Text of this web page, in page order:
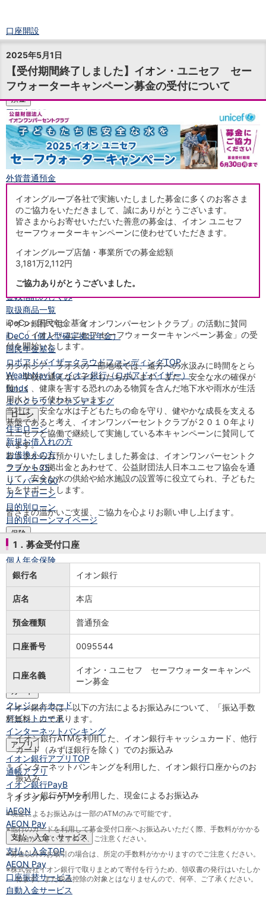
口座開設
ログイン
チャット
メニュー
商品・サービス
預金
円預金TOP
普通預金
定期預金
積立式定期預金
外貨預金TOP
外貨普通預金
外貨普通預金積立
資産運用
投資信託TOP
投信つみたて
NISA
金銭信託
金銭信託のしくみ
取扱商品一覧
iDeCo・国民年金基金
iDeCo（個人型確定拠出年金）
国民年金基金
ロボアドバイザークラウドファンディングTOP
WealthNavi for イオン銀行（ロボアドバイザー）
funds
まいクラウドファンディング
ローン
住宅ローン
新規お借入れの方
お借換えの方
フラット35
リ・バース60
カードローン
目的別ローン
目的別ローンマイページ
保険
保険 TOP
個人年金保険
医療保険
がん保険
就業不能保険
認知症保険
海外旅行保険
スマホ保険
介護保険
カード
クレジットカード
デビットカード
インターネットバンキング
アプリ
イオン銀行アプリTOP
通帳アプリ
イオン銀行PayB
イオングループアプリ
iAEON
AEON Pay
支払・入金・サービス
支払・入金TOP
AEON Pay
口座振替サービス
自動入金サービス
2025年5月1日
【受付期間終了しました】イオン・ユニセフ セー
フウォーターキャンペーン募金の受付について
イオングループ各社で実施いたしました募金に多くのお客さま
のご協力をいただきまして、誠にありがとうございます。
皆さまからお寄せいただいた善意の募金は、イオン ユニセフ
セーフウォーターキャンペーンに使わせていただきます。
イオングループ店舗・事業所での募金総額
3,181万2,112円
ご協力ありがとうございました。
イオン銀行では、「イオンワンパーセントクラブ」の活動に賛同
し、「イオン・ユニセフ セーフウォーターキャンペーン募金」の受
付を開始いたします。
カンボジア、ラオスの一部地域では、遠方への水汲みに時間をとら
れ、学校に通えない子どもたちがいます。また、安全な水の確保が
難しく、健康を害する恐れのある物質を含んだ地下水や雨水が生活
用水として使われています。
当社は、安全な水は子どもたちの命を守り、健やかな成長を支える
基盤であると考え、イオンワンパーセントクラブが２０１０年より
ユニセフと協働で継続して実施している本キャンペーンに賛同して
います。
皆さまからお預かりいたしました募金は、イオンワンパーセントク
ラブからの拠出金とあわせて、公益財団法人日本ユニセフ協会を通
じて、安全な水の供給や給水施設の設置等に役立てられ、子どもた
ちをサポートします。
皆さまの温かいご支援、ご協力を心よりお願い申し上げます。
1．募金受付口座
銀行名 イオン銀行
店名 本店
預金種類 普通預金
口座番号 0095544
口座名義
イオン・ユニセフ セーフウォーターキャンペ
ーン募金
イオン銀行では、以下の方法によるお振込みについて、「振込手数
料無料」にて承ります。
イオン銀行ATMを利用した、イオン銀行キャッシュカード、他行
カード（みずほ銀行を除く）でのお振込み
インターネットバンキングを利用した、イオン銀行口座からのお
振込み
イオン銀行ATMを利用した、現金によるお振込み
※現金によるお振込みは一部のATMのみで可能です。
※他行のカードを利用して募金受付口座へお振込みいただく際、手数料がかかる
場合がございますので、ご注意ください。
※募金以外のお取引の場合は、所定の手数料がかかりますのでご注意ください。
※株式会社イオン銀行で取りまとめて寄付を行うため、領収書の発行はいたしか
ねます。また税金控除の対象とはなりませんので、何卒、ご了承ください。